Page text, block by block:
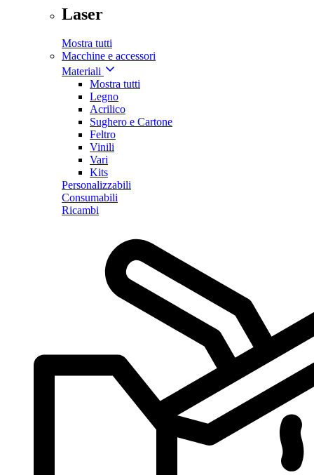
Laser
Mostra tutti
Macchine e accessori
Materiali
Mostra tutti
Legno
Acrilico
Sughero e Cartone
Feltro
Vinili
Vari
Kits
Personalizzabili
Consumabili
Ricambi